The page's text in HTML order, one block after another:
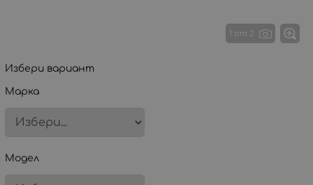
1 от 2
Избери вариант
Марка
Модел